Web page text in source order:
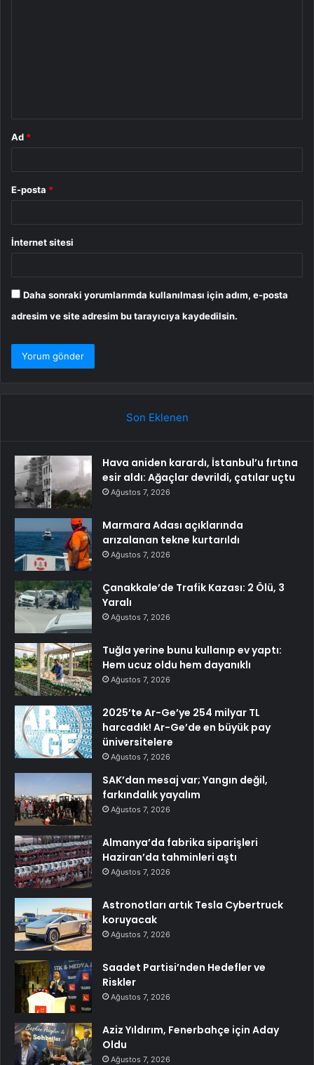
Ad *
E-posta *
İnternet sitesi
Daha sonraki yorumlarımda kullanılması için adım, e-posta
adresim ve site adresim bu tarayıcıya kaydedilsin.
Son Eklenen
Hava aniden karardı, İstanbul’u fırtına
esir aldı: Ağaçlar devrildi, çatılar uçtu
Ağustos 7, 2026
Marmara Adası açıklarında
arızalanan tekne kurtarıldı
Ağustos 7, 2026
Çanakkale’de Trafik Kazası: 2 Ölü, 3
Yaralı
Ağustos 7, 2026
Tuğla yerine bunu kullanıp ev yaptı:
Hem ucuz oldu hem dayanıklı
Ağustos 7, 2026
2025’te Ar-Ge’ye 254 milyar TL
harcadık! Ar-Ge’de en büyük pay
üniversitelere
Ağustos 7, 2026
SAK’dan mesaj var; Yangın değil,
farkındalık yayalım
Ağustos 7, 2026
Almanya’da fabrika siparişleri
Haziran’da tahminleri aştı
Ağustos 7, 2026
Astronotları artık Tesla Cybertruck
koruyacak
Ağustos 7, 2026
Saadet Partisi’nden Hedefler ve
Riskler
Ağustos 7, 2026
Aziz Yıldırım, Fenerbahçe için Aday
Oldu
Ağustos 7, 2026